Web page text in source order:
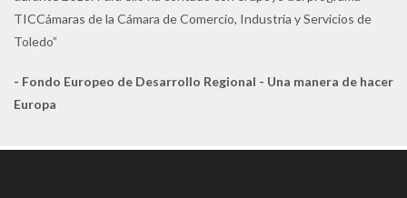
TICCámaras de la Cámara de Comercio, Industria y Servicios de
Toledo”
- Fondo Europeo de Desarrollo Regional - Una manera de hacer
Europa